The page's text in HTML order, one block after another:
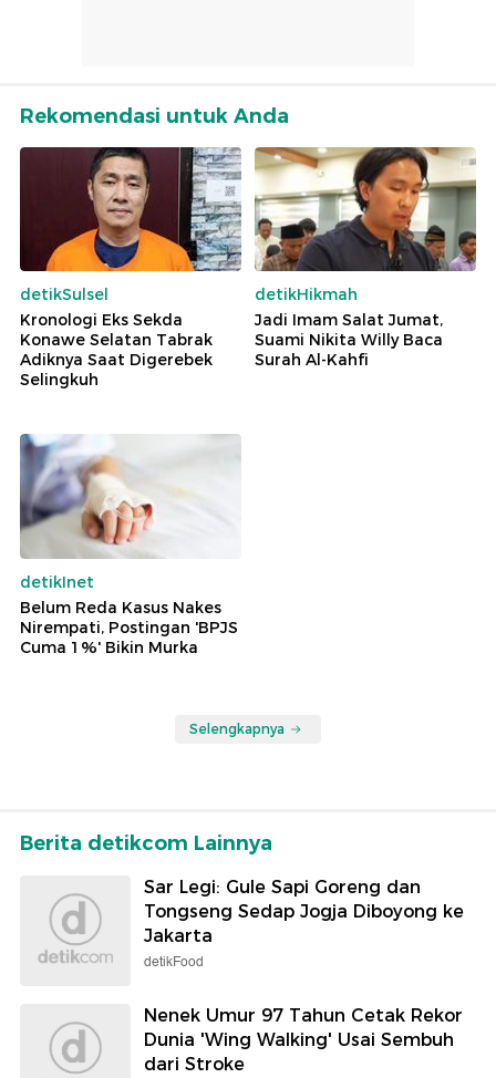
Rekomendasi untuk Anda
detikSulsel
Kronologi Eks Sekda
Konawe Selatan Tabrak
Adiknya Saat Digerebek
Selingkuh
detikHikmah
Jadi Imam Salat Jumat,
Suami Nikita Willy Baca
Surah Al-Kahfi
detikInet
Belum Reda Kasus Nakes
Nirempati, Postingan 'BPJS
Cuma 1%' Bikin Murka
Selengkapnya
Berita detikcom Lainnya
Sar Legi: Gule Sapi Goreng dan
Tongseng Sedap Jogja Diboyong ke
Jakarta
detikFood
Nenek Umur 97 Tahun Cetak Rekor
Dunia 'Wing Walking' Usai Sembuh
dari Stroke